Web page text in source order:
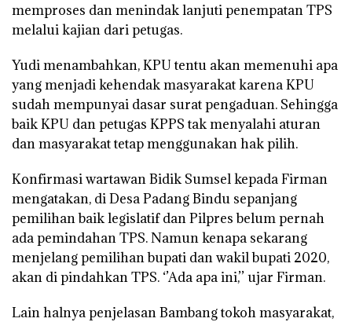
memproses dan menindak lanjuti penempatan TPS
melalui kajian dari petugas.
Yudi menambahkan, KPU tentu akan memenuhi apa
yang menjadi kehendak masyarakat karena KPU
sudah mempunyai dasar surat pengaduan. Sehingga
baik KPU dan petugas KPPS tak menyalahi aturan
dan masyarakat tetap menggunakan hak pilih.
Konfirmasi wartawan Bidik Sumsel kepada Firman
mengatakan, di Desa Padang Bindu sepanjang
pemilihan baik legislatif dan Pilpres belum pernah
ada pemindahan TPS. Namun kenapa sekarang
menjelang pemilihan bupati dan wakil bupati 2020,
akan di pindahkan TPS. ‘’Ada apa ini,’’ ujar Firman.
Lain halnya penjelasan Bambang tokoh masyarakat,